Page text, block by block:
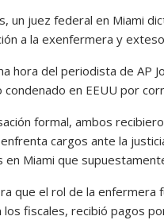
un juez federal en Miami
a la exenfermera y
hora del periodista de AP
en EEUU por
formal, ambos
cargos ante la
Miami que
que el rol de la
los fiscales, recibió pagos